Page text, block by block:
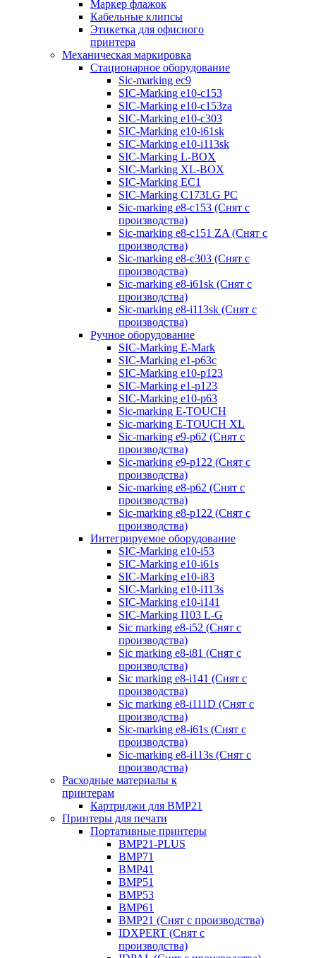
Маркер флажок
Кабельные клипсы
Этикетка для офисного
принтера
Механическая маркировка
Стационарное оборудование
Sic-marking ec9
SIC-Marking e10-c153
SIC-Marking e10-c153za
SIC-Marking e10-c303
SIC-Marking e10-i61sk
SIC-Marking e10-i113sk
SIC-Marking L-BOX
SIC-Marking XL-BOX
SIC-Marking EC1
SIC-Marking C173LG PC
Sic-marking e8-c153 (Снят с
производства)
Sic-marking e8-c151 ZA (Снят с
производства)
Sic-marking e8-c303 (Снят с
производства)
Sic-marking e8-i61sk (Снят с
производства)
Sic-marking e8-i113sk (Снят с
производства)
Ручное оборудование
SIC-Marking E-Mark
SIC-Marking e1-p63с
SIC-Marking e10-p123
SIC-Marking e1-p123
SIC-Marking e10-p63
Sic-marking E-TOUCH
Sic-marking E-TOUCH XL
Sic-marking e9-p62 (Снят с
производства)
Sic-marking e9-p122 (Снят с
производства)
Sic-marking e8-p62 (Снят с
производства)
Sic-marking e8-p122 (Снят с
производства)
Интегрируемое оборудование
SIC-Marking e10-i53
SIC-Marking e10-i61s
SIC-Marking e10-i83
SIC-Marking e10-i113s
SIC-Marking e10-i141
SIC-Marking I103 L-G
Sic marking e8-i52 (Снят с
производства)
Sic marking e8-i81 (Снят с
производства)
Sic marking e8-i141 (Снят с
производства)
Sic marking e8-i111D (Снят с
производства)
Sic-marking e8-i61s (Снят с
производства)
Sic-marking e8-i113s (Снят с
производства)
Расходные материалы к
принтерам
Картриджи для BMP21
Принтеры для печати
Портативные принтеры
BMP21-PLUS
BMP71
BMP41
BMP51
BMP53
BMP61
BMP21 (Снят с производства)
IDXPERT (Снят с
производства)